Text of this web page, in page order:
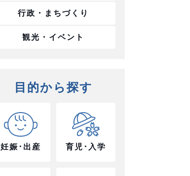
行政・まちづくり
観光・イベント
目的から探す
妊娠･出産 育児･入学